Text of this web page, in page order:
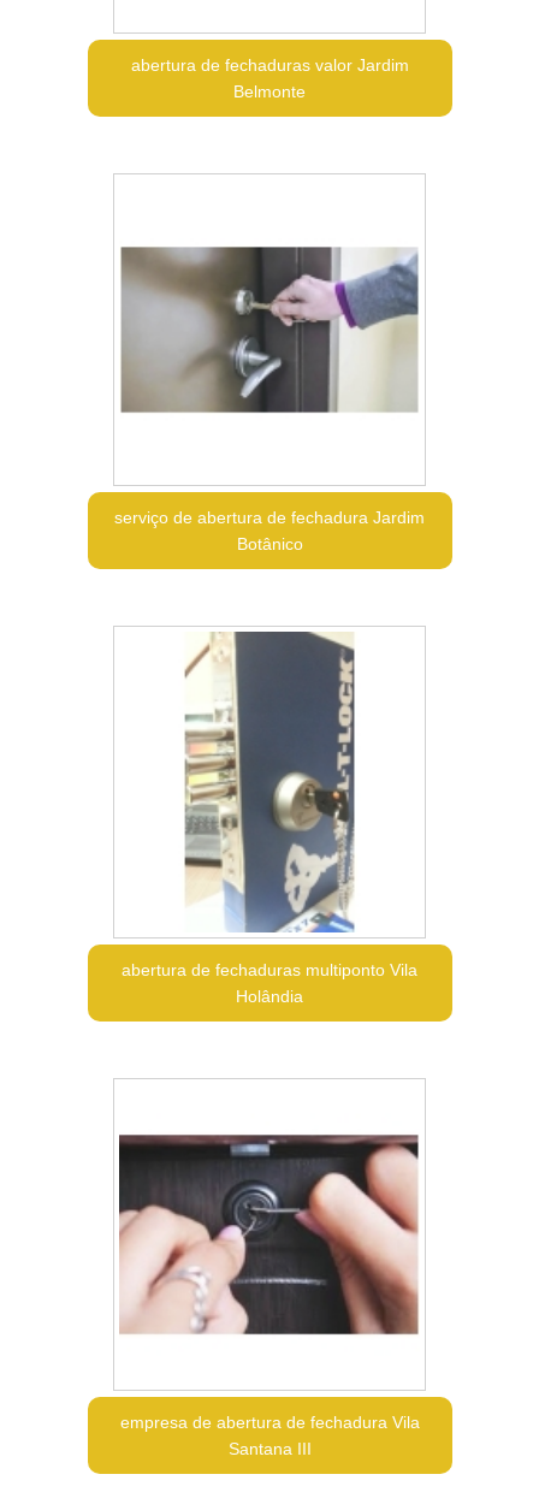
abertura de fechaduras valor Jardim
Belmonte
serviço de abertura de fechadura Jardim
Botânico
abertura de fechaduras multiponto Vila
Holândia
empresa de abertura de fechadura Vila
Santana III